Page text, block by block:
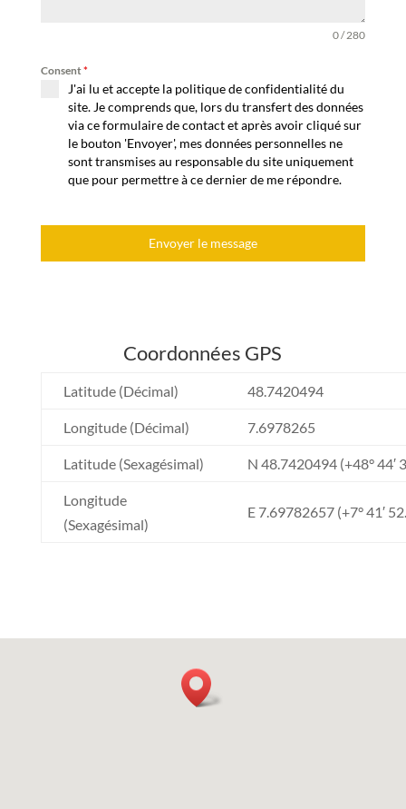
0 / 280
Consent*
J'ai lu et accepte la politique de confidentialité du
site. Je comprends que, lors du transfert des données
via ce formulaire de contact et après avoir cliqué sur
le bouton 'Envoyer', mes données personnelles ne
sont transmises au responsable du site uniquement
que pour permettre à ce dernier de me répondre.
Envoyer le message
Coordonnées GPS
Latitude (Décimal) 48.7420494
Longitude (Décimal) 7.6978265
Latitude (Sexagésimal) N 48.7420494 (+48° 44′
Longitude
(Sexagésimal)
E 7.69782657 (+7° 41′